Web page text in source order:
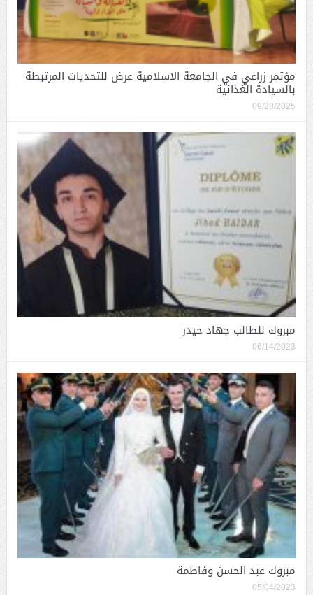
مؤتمر زراعي في الجامعة الاسلامية عرض للتحديات المرتبطة
بالسيادة الغذائية
09/28/2025
مبروك للطالب جهاد حيدر
06/14/2023
مبروك عبد الحسن وفاطمة
05/04/2023